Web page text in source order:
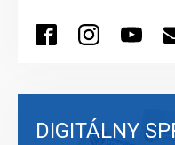
DIGITÁLNY